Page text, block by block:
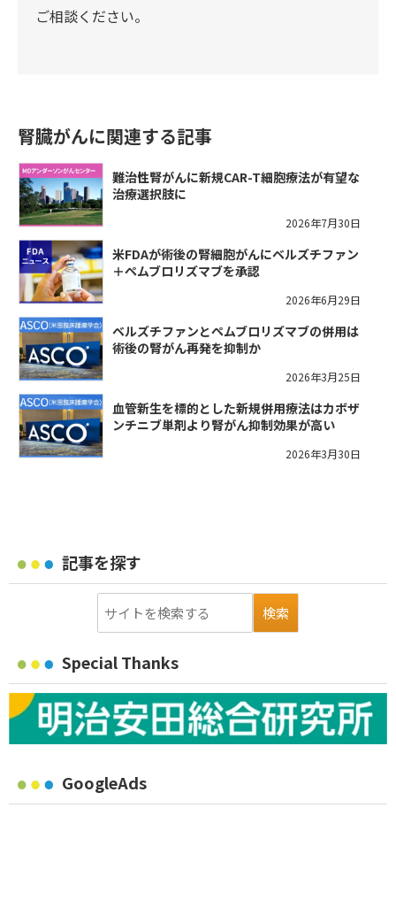
ご相談ください。
腎臓がんに関連する記事
難治性腎がんに新規CAR-T細胞療法が有望な
治療選択肢に
2026年7月30日
米FDAが術後の腎細胞がんにベルズチファン
＋ペムブロリズマブを承認
2026年6月29日
ベルズチファンとペムブロリズマブの併用は
術後の腎がん再発を抑制か
2026年3月25日
血管新生を標的とした新規併用療法はカボザ
ンチニブ単剤より腎がん抑制効果が高い
2026年3月30日
記事を探す
Special Thanks
GoogleAds